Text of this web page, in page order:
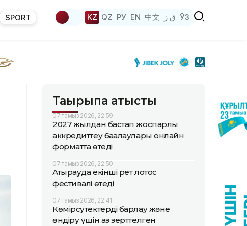
SPORT KZ QZ РУ EN 中文 ق ز ЎЗ
Тақырыпқа қатысты
07 тамыз 2026, 22:59
2027 жылдан бастап жоспарлы
аккредиттеу бағалаулары онлайн
форматта өтеді
07 тамыз 2026, 22:50
Атырауда екінші рет лотос
фестивалі өтеді
07 тамыз 2026, 22:41
Көмірсутектерді барлау және
өндіру үшін аз зерттелген